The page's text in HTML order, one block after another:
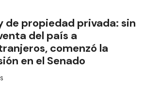
de propiedad privada: sin
del país a
comenzó la
en el Senado